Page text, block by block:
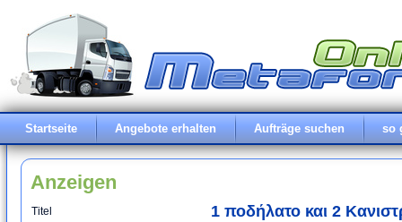
Startseite Angebote erhalten Aufträge suchen so
Anzeigen
Titel 1 ποδήλατο και 2